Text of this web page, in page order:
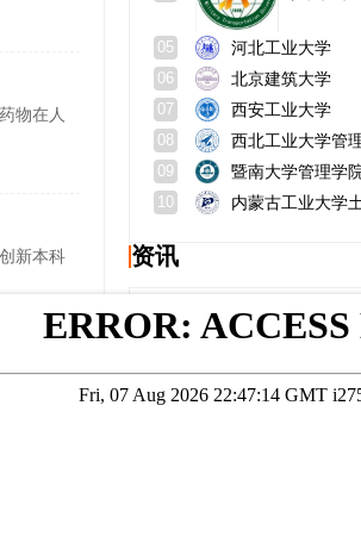
物在人
新本科
位证，
05 河北工业大学
06 北京建筑大学
07 西安工业大学
08 西北工业大学管
09 暨南大学管理学
10
资讯
河北联合大学是几本？学科
中国mba学校最新排名？学
财务管理就业前景好吗？女